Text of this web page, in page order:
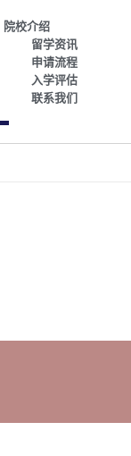
院校介绍
留学资讯
申请流程
入学评估
联系我们